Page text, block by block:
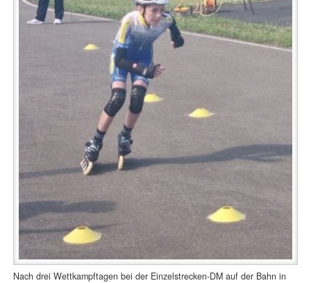
Nach drei Wettkampftagen bei der Einzelstrecken-DM auf der Bahn in